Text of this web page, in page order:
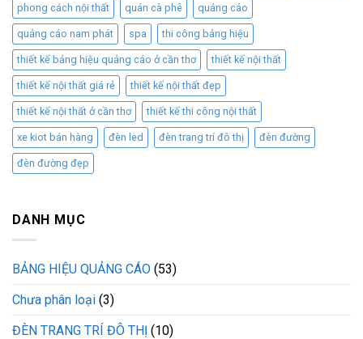
phong cách nội thất quán cà phê quảng cáo
quảng cáo nam phát spa thi công bảng hiệu
thiết kế bảng hiệu quảng cáo ở cần thơ thiết kế nội thất
thiết kế nội thất giá rẻ thiết kế nội thất đẹp
thiết kế nội thất ở cần thơ thiết kế thi công nội thất
xe kiot bán hàng đèn led đèn trang trí đô thị đèn đường
đèn đường đẹp
DANH MỤC
BẢNG HIỆU QUẢNG CÁO (53)
Chưa phân loại (3)
ĐÈN TRANG TRÍ ĐÔ THỊ (10)